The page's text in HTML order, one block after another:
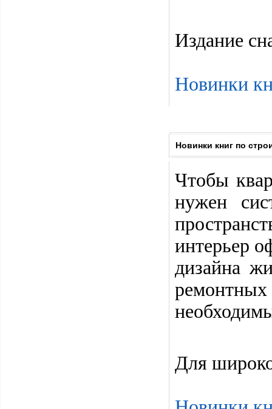
Издание
Новинки
Новинки книг по
Чтобы
нужен
интерьер
дизайна
ремонтных
Для